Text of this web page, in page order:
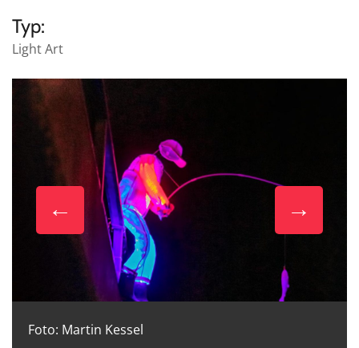
Typ:
Light Art
Foto: Martin Kessel